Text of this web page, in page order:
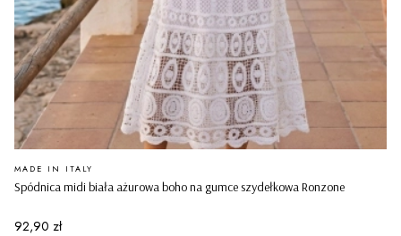
Spódnica midi biała ażurowa boho na gumce szydełkowa Ronzone
PRODUCENT
MADE IN ITALY
Cena
92,90 zł